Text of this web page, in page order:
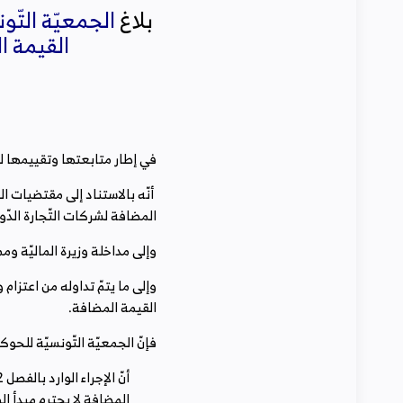
بلاغ
‬القيمة‭ ‬المضافة‭ ‬الوارد‭ ‬بالفصل‭ ‬52‭ ‬ من‭ ‬قانون‭ ‬الماليّة‭ ‬لسنة ‭ ‬2022
في‭ ‬إطار‭ ‬متابعتها‭ ‬وتقييمها‭ ‬للإجراءات‭ ‬الواردة‭ ‬بقانون‭ ‬الماليّة‭ ‬لسنة‭ ‬2022‭ ‬تفيد‭ ‬الجمعيّة‭ ‬التّونسيّة‭ ‬للحوكمة‭ ‬الجبائية‭ ‬بما‭ ‬يلي‭:‬
‬المضافة‭ ‬لشركات‭ ‬التّجارة‭ ‬الدّوليّة‭ ‬ومؤسّسات‭ ‬الخدمات،
وإلى‭ ‬مداخلة‭ ‬وزيرة‭ ‬الماليّة‭ ‬وممثّل‭ ‬وزارة‭ ‬المالية‭ ‬يوم‭ ‬11‭ ‬جانفي‭ ‬حول‭ ‬قانون‭ ‬المالية‭ ‬2022‭.‬
‬القيمة‭ ‬المضافة‭.‬
فإنّ‭ ‬الجمعيّة‭ ‬التّونسيّة‭ ‬للحوكمة‭ ‬الجبائيّة‭ ‬تنبّه‭ ‬إلى‭ ‬ما‭ ‬يلي‭:‬